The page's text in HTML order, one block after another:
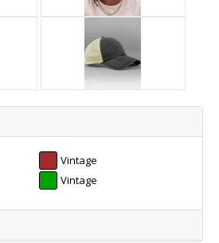
Vintage
Brown/Stone
Vintage